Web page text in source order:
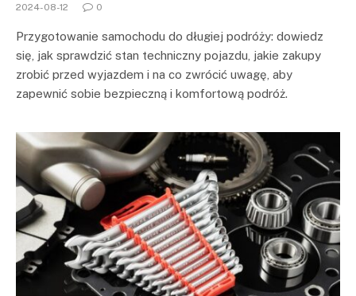
2024-08-12 0
Przygotowanie samochodu do długiej podróży: dowiedz
się, jak sprawdzić stan techniczny pojazdu, jakie zakupy
zrobić przed wyjazdem i na co zwrócić uwagę, aby
zapewnić sobie bezpieczną i komfortową podróż.